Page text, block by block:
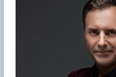
Гурток
Прес-студія "Ідеал"
Мистецька студія
Тріо "ТоНіка"